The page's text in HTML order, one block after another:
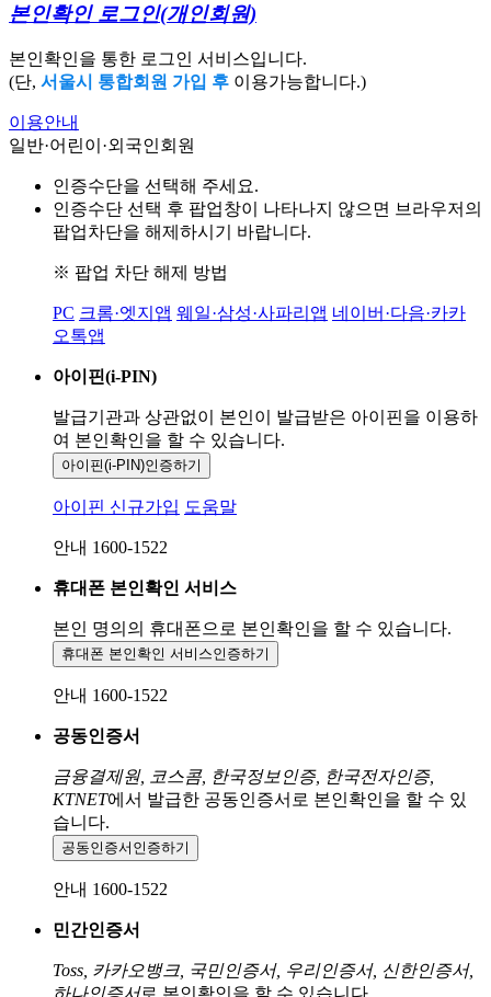
본인확인 로그인(개인회원)
본인확인을 통한 로그인 서비스입니다.
(단, 서울시 통합회원 가입 후 이용가능합니다.)
이용안내
일반·어린이·외국인회원
인증수단을 선택해 주세요.
인증수단 선택 후 팝업창이 나타나지 않으면 브라우저의
팝업차단을 해제하시기 바랍니다.
※ 팝업 차단 해제 방법
PC 크롬·엣지앱 웨일·삼성·사파리앱 네이버·다음·카카
오톡앱
아이핀(i-PIN)
발급기관과 상관없이 본인이 발급받은 아이핀을 이용하
여 본인확인을 할 수 있습니다.
아이핀(i-PIN)인증하기
아이핀 신규가입 도움말
안내 1600-1522
휴대폰 본인확인 서비스
본인 명의의 휴대폰으로 본인확인을 할 수 있습니다.
휴대폰 본인확인 서비스인증하기
안내 1600-1522
공동인증서
금융결제원, 코스콤, 한국정보인증, 한국전자인증,
KTNET에서 발급한 공동인증서로 본인확인을 할 수 있
습니다.
공동인증서 인증하기
안내 1600-1522
민간인증서
Toss, 카카오뱅크, 국민인증서, 우리인증서, 신한인증서,